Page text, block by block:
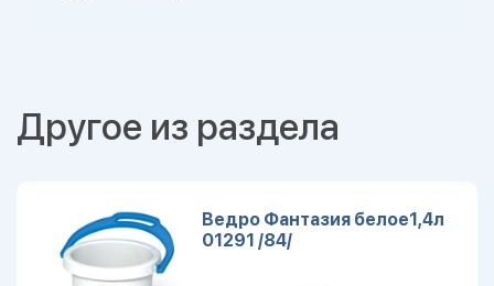
Другое из раздела
Ведро Фантазия белое1,4л
01291 /84/